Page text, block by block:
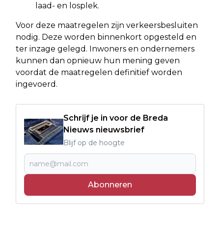
laad- en losplek.
Voor deze maatregelen zijn verkeersbesluiten
nodig. Deze worden binnenkort opgesteld en
ter inzage gelegd. Inwoners en ondernemers
kunnen dan opnieuw hun mening geven
voordat de maatregelen definitief worden
ingevoerd.
Schrijf je in voor de Breda
Nieuws nieuwsbrief
Blijf op de hoogte
Abonneren